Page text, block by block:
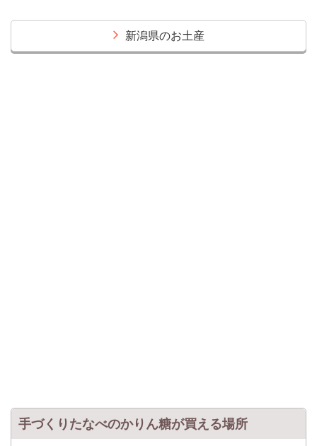
新潟県のお土産
手づくりたなべのかりん糖が買える場所